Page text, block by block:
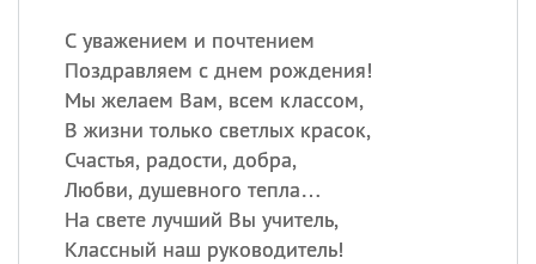
С уважением и почтением
Поздравляем с днем рождения!
Мы желаем Вам, всем классом,
В жизни только светлых красок,
Счастья, радости, добра,
Любви, душевного тепла…
На свете лучший Вы учитель,
Классный наш руководитель!